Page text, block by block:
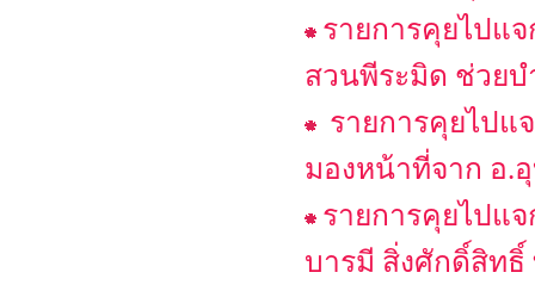
รายการคุยไปแ
สวนพีระมิด ช่วย
รายการคุยไปแ
มองหน้าที่จาก อ.
รายการคุยไปแ
บารมี สิ่งศักดิ์สิทธิ์